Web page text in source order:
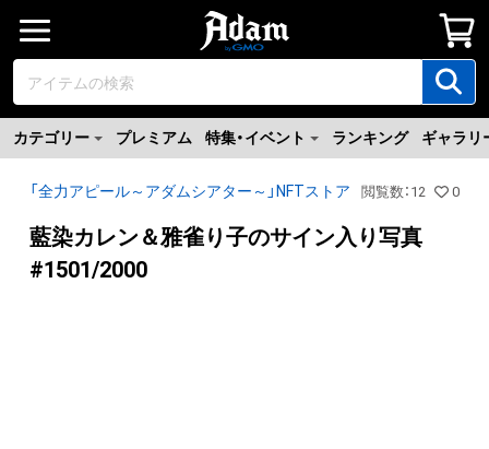
カテゴリー プレミアム 特集・イベント ランキング ギャラリ
「全力アピール～アダムシアター～」NFTストア 閲覧数 ： 12 0
藍染カレン＆雅雀り子のサイン入り写真
#1501/2000